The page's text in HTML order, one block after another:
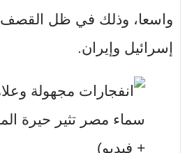
واسعا، وذلك في ظل القصف
إسرائيل وإيران.